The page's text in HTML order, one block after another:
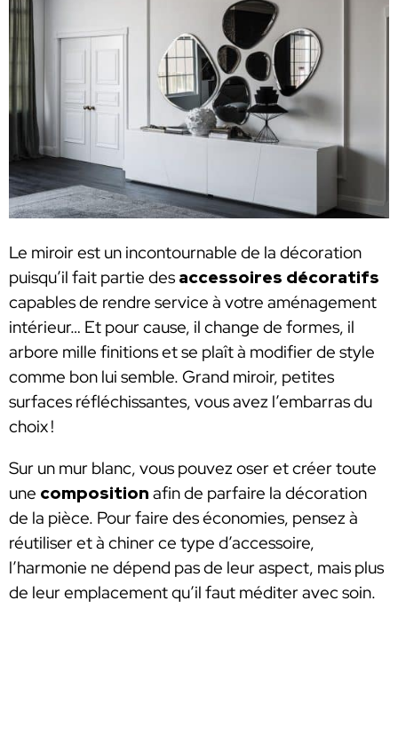
Le miroir est un incontournable de la décoration
puisqu’il fait partie des accessoires décoratifs
capables de rendre service à votre aménagement
intérieur… Et pour cause, il change de formes, il
arbore mille finitions et se plaît à modifier de style
comme bon lui semble. Grand miroir, petites
surfaces réfléchissantes, vous avez l’embarras du
choix !
Sur un mur blanc, vous pouvez oser et créer toute
une composition afin de parfaire la décoration
de la pièce. Pour faire des économies, pensez à
réutiliser et à chiner ce type d’accessoire,
l’harmonie ne dépend pas de leur aspect, mais plus
de leur emplacement qu’il faut méditer avec soin.